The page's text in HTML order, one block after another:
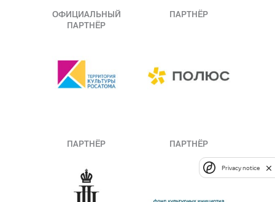
ОФИЦИАЛЬНЫЙ
ПАРТНЁР
ПАРТНЁР
ПАРТНЁР ПАРТНЁР
Privacy notice